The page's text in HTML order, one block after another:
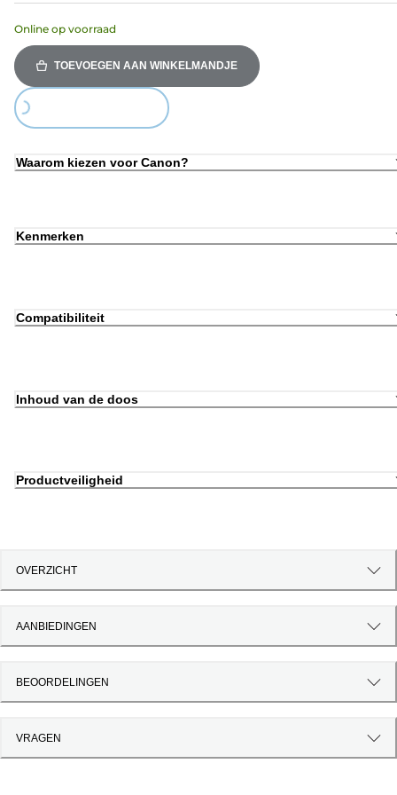
Online op voorraad
TOEVOEGEN AAN WINKELMANDJE
Loading...
Waarom kiezen voor Canon?
Kenmerken
Compatibiliteit
Inhoud van de doos
Productveiligheid
OVERZICHT
AANBIEDINGEN
BEOORDELINGEN
VRAGEN